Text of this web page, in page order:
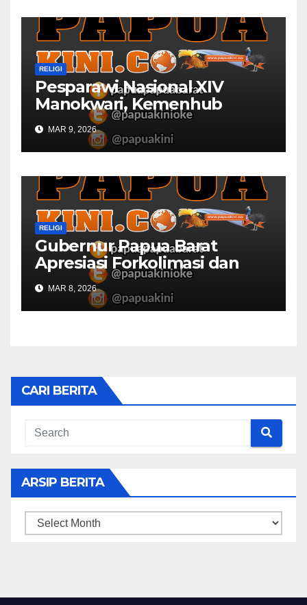
RELIGI
Pesparawi Nasional XIV
Manokwari, Kemenhub
Sediakan Dua Kapal
MAR 9, 2026
RELIGI
Gubernur Papua Barat
Apresiasi Forkolimasi dan
Masjid Al Falah
MAR 8, 2026
CARI BERITA
ARSIP BERITA
ARSIP